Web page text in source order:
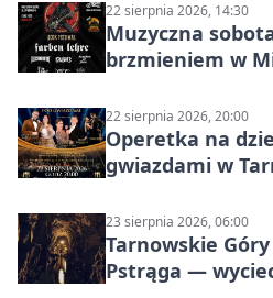
22 sierpnia 2026, 14:30
Muzyczna
brzmieniem w
22 sierpnia 2026, 20:00
Operetka na
gwiazdami w
23 sierpnia 2026, 06:00
Tarnowskie
Pstrąga —